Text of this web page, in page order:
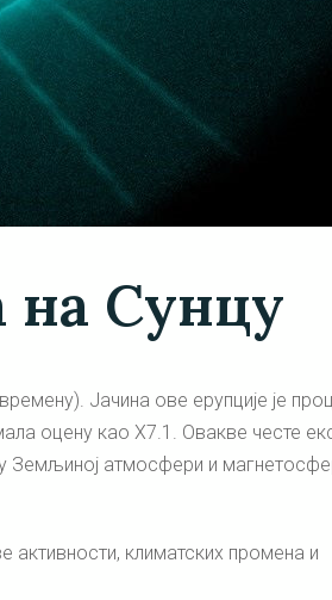
на Сунцу
Јачина ове ерупције је
оцену као X7.1. Овакве честе
у Земљиној атмосфери и
климатских промена и